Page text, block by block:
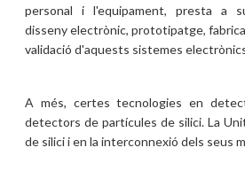
personal i l'equipament, presta a
disseny electrònic, prototipatge,
validació d'aquests sistemes
A més, certes tecnologies en
detectors de partícules de silici. La
de silici i en la interconnexió dels seus